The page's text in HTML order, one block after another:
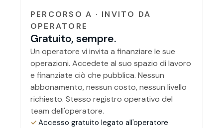
PERCORSO A · INVITO DA
OPERATORE
Gratuito, sempre.
Un operatore vi invita a finanziare le sue
operazioni. Accedete al suo spazio di lavoro
e finanziate ciò che pubblica. Nessun
abbonamento, nessun costo, nessun livello
richiesto. Stesso registro operativo del
team dell'operatore.
✓ Accesso gratuito legato all'operatore